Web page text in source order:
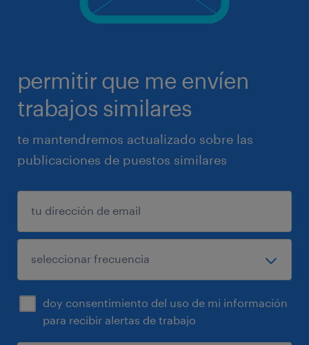
permitir que me envíen
trabajos similares
te mantendremos actualizado sobre las
publicaciones de puestos similares
doy consentimiento del uso de mi información
para recibir alertas de trabajo